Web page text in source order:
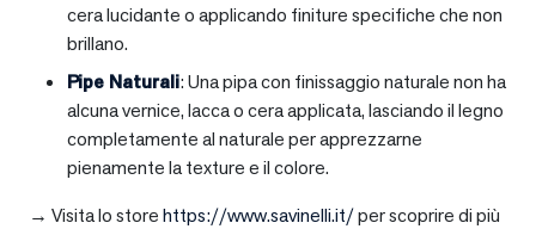
cera lucidante o applicando finiture specifiche che non
brillano.
Pipe Naturali: Una pipa con finissaggio naturale non ha
alcuna vernice, lacca o cera applicata, lasciando il legno
completamente al naturale per apprezzarne
pienamente la texture e il colore.
→ Visita lo storehttps://www.savinelli.it/per scoprire di più